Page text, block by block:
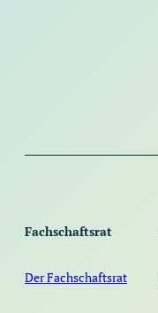
Fachschaftsrat
Der Fachschaftsrat